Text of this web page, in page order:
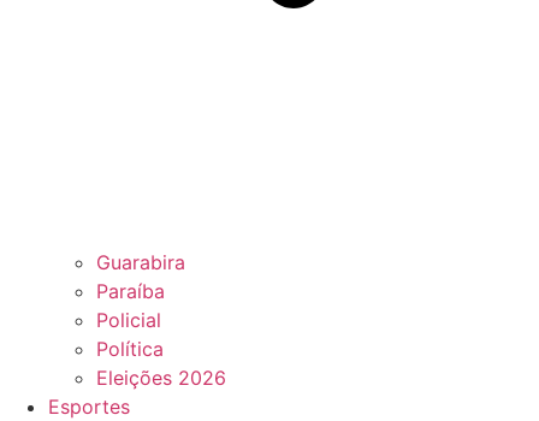
Guarabira
Paraíba
Policial
Política
Eleições 2026
Esportes